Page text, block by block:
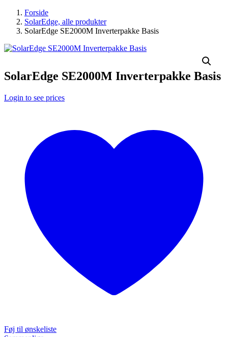
Forside
SolarEdge, alle produkter
SolarEdge SE2000M Inverterpakke Basis
SolarEdge SE2000M Inverterpakke Basis
Login to see prices
Føj til ønskeliste